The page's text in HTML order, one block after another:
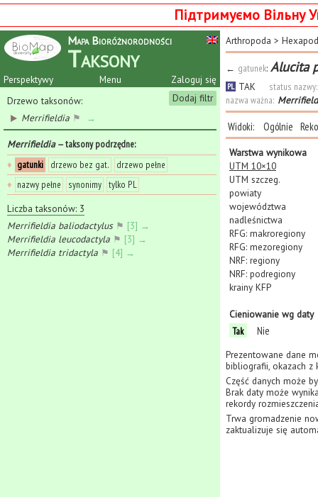
Підтримуємо Вільну
Mapa Bioróżnorodności
Taksony
Perspektywy Zaloguj się
Menu
Dodaj filtr
Drzewo taksonów:
Merrifieldia ⚑ →
Merrifieldia— taksony podrzędne:
♦ gatunki drzewo bez gat.
drzewo pełne
♦ nazwy pełne synonimy tylko PL
Liczba taksonów: 3
Merrifieldia baliodactylus⚑ [3] →
Merrifieldia leucodactyla ⚑ [3] →
Merrifieldia tridactyla ⚑ [4] →
Arthropoda >
← gatunek: Alucita
PL TAK
status nazwy:
nazwa ważna:
Widoki: Ogólnie
Warstwa wynikowa
UTM 10×10
UTM szczeg.
powiaty
województwa
nadleśnictwa
RFG: makroregiony
RFG: mezoregiony
NRF: regiony
NRF: podregiony
krainy KFP
Cieniowanie wg daty
Tak
Nie
Prezentowane dane
bibliografii, okazach z
Część danych może
Brak daty może
rekordy
Trwa gromadzenie
zaktualizuje się